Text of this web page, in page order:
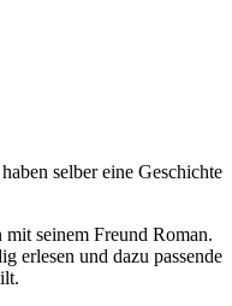
selber eine Geschichte
seinem Freund Roman.
erlesen und dazu passende